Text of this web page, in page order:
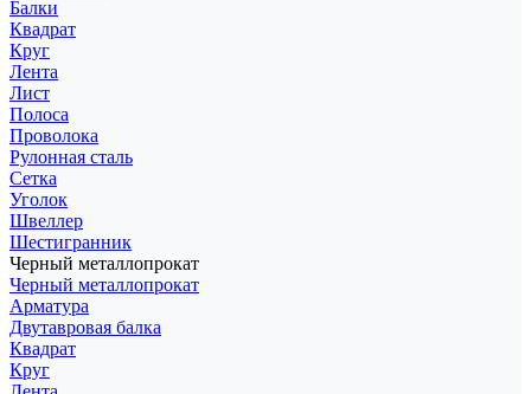
Балки
Квадрат
Круг
Лента
Лист
Полоса
Проволока
Рулонная сталь
Сетка
Уголок
Швеллер
Шестигранник
Черный металлопрокат
Черный металлопрокат
Арматура
Двутавровая балка
Квадрат
Круг